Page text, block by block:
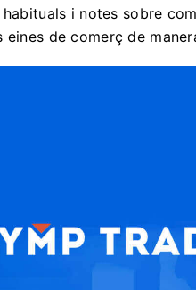
habituals i notes sobre
eines de comerç de